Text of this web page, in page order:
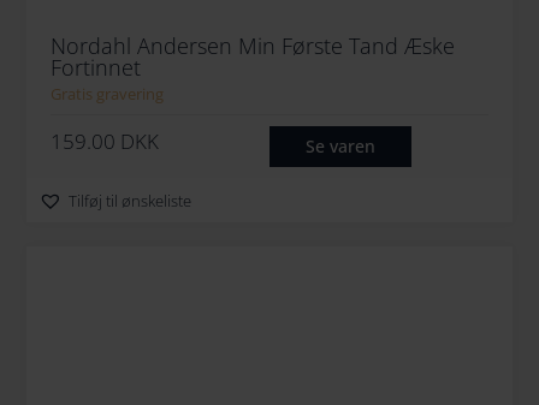
Nordahl Andersen Min Første Tand Æske
Fortinnet
Gratis gravering
159.00 DKK Se varen
Tilføj til ønskeliste